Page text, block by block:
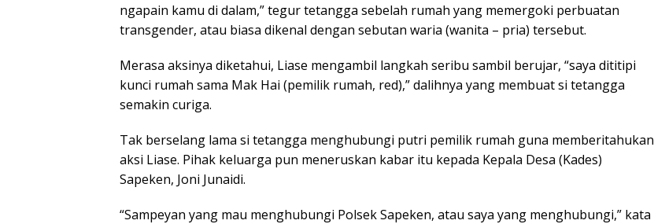
ngapain kamu di dalam,” tegur tetangga sebelah rumah yang memergoki perbuatan
transgender, atau biasa dikenal dengan sebutan waria (wanita – pria) tersebut.
Merasa aksinya diketahui, Liase mengambil langkah seribu sambil berujar, “saya dititipi
kunci rumah sama Mak Hai (pemilik rumah, red),” dalihnya yang membuat si tetangga
semakin curiga.
Tak berselang lama si tetangga menghubungi putri pemilik rumah guna memberitahukan
aksi Liase. Pihak keluarga pun meneruskan kabar itu kepada Kepala Desa (Kades)
Sapeken, Joni Junaidi.
“Sampeyan yang mau menghubungi Polsek Sapeken, atau saya yang menghubungi,” kata